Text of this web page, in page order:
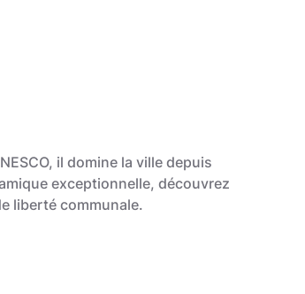
il domine la ville depuis
exceptionnelle, découvrez
liberté communale.